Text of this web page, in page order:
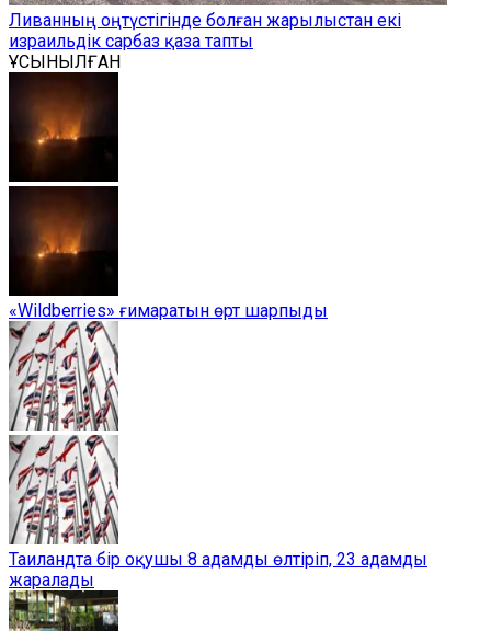
Ливанның оңтүстігінде болған жарылыстан екі
израильдік сарбаз қаза тапты
ҰСЫНЫЛҒАН
«Wildberries» ғимаратын өрт шарпыды
Таиландта бір оқушы 8 адамды өлтіріп, 23 адамды
жаралады